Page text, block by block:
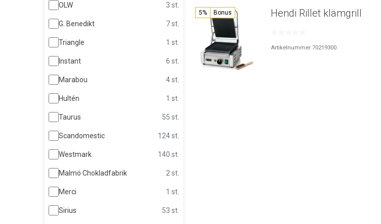
OLW 3 st.
G. Benedikt 7 st.
Triangle 1 st.
Instant 6 st.
Marabou 4 st.
Hultén 1 st.
Taurus 55 st.
Scandomestic 124 st.
Westmark 140 st.
Malmö Chokladfabrik 2 st.
Merci 1 st.
Sirius 53 st.
5% Bonus Hendi Rillet klämgrill
Artikelnummer 70219300